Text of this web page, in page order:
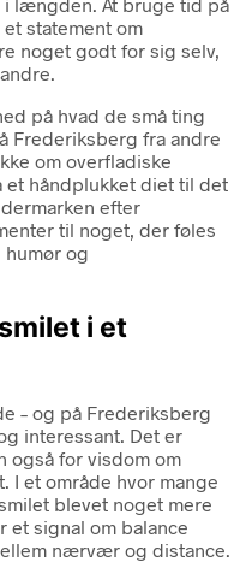
længden. At bruge tid på
statement om
noget godt for sig selv,
på hvad de små ting
Frederiksberg fra andre
om overfladiske
et håndplukket diet til det
efter
til noget, der føles
og
i et
– og på Frederiksberg
interessant. Det er
også for visdom om
I et område hvor mange
blevet noget mere
et signal om balance
nærvær og distance.